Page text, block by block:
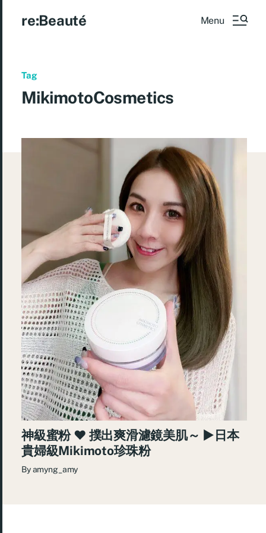
re:Beauté Menu
Tag
MikimotoCosmetics
神級蜜粉 ♥ 撲出爽滑濾鏡美肌～ ►日本
貴婦級Mikimoto珍珠粉
Byamyng_amy